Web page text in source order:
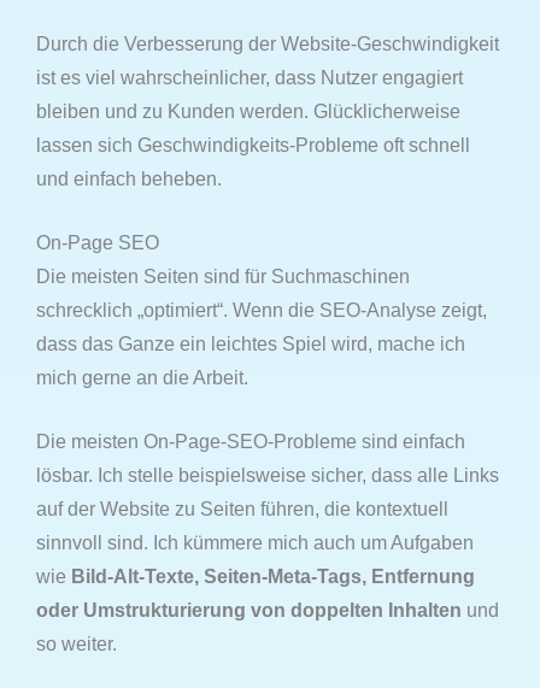
Durch die Verbesserung der Website-Geschwindigkeit
ist es viel wahrscheinlicher, dass Nutzer engagiert
bleiben und zu Kunden werden. Glücklicherweise
lassen sich Geschwindigkeits-Probleme oft schnell
und einfach beheben.
On-Page SEO
Die meisten Seiten sind für Suchmaschinen
schrecklich „optimiert“. Wenn die SEO-Analyse zeigt,
dass das Ganze ein leichtes Spiel wird, mache ich
mich gerne an die Arbeit.
Die meisten On-Page-SEO-Probleme sind einfach
lösbar. Ich stelle beispielsweise sicher, dass alle Links
auf der Website zu Seiten führen, die kontextuell
sinnvoll sind. Ich kümmere mich auch um Aufgaben
wie Bild-Alt-Texte, Seiten-Meta-Tags, Entfernung
oder Umstrukturierung von doppelten Inhalten und
so weiter.